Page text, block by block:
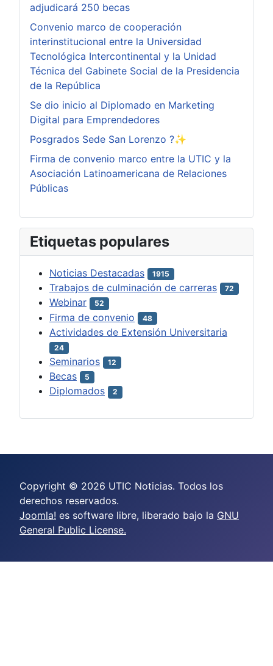
adjudicará 250 becas
Convenio marco de cooperación
interinstitucional entre la Universidad
Tecnológica Intercontinental y la Unidad
Técnica del Gabinete Social de la Presidencia
de la República
Se dio inicio al Diplomado en Marketing
Digital para Emprendedores
Posgrados Sede San Lorenzo ?✨
Firma de convenio marco entre la UTIC y la
Asociación Latinoamericana de Relaciones
Públicas
Etiquetas populares
Noticias Destacadas 1915
Trabajos de culminación de carreras 72
Webinar 52
Firma de convenio 48
Actividades de Extensión Universitaria
24
Seminarios 12
Becas 5
Diplomados 2
Copyright © 2026 UTIC Noticias. Todos los
derechos reservados.
Joomla! es software libre, liberado bajo la GNU
General Public License.